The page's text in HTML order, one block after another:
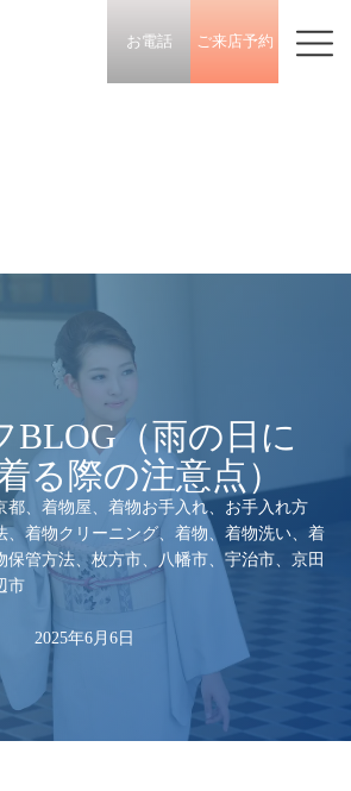
お電話 ご来店予約
BLOG（雨の日に
る際の注意点）
都、着物屋、着物お手入れ、お手入れ方
、着物クリーニング、着物、着物洗い、着
保管方法、枚方市、八幡市、宇治市、京田
市
2025年6月6日